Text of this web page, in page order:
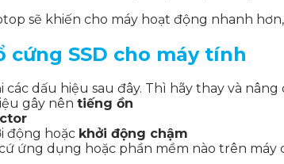
sẽ khiến cho máy hoạt động nhanh
cứng SSD cho máy tính
dấu hiệu sau đây. Thì hãy thay và
gây nên tiếng ồn
động hoặc khởi động chậm
ứng dụng hoặc phần mềm nào trên máy